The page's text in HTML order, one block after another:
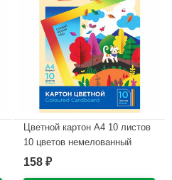
Цветной картон А4 10 листов
10 цветов немелованный
односторонний ЛУЧ Школа
158 ₽